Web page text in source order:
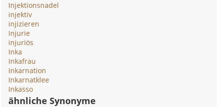
Injektionsnadel
injektiv
injizieren
Injurie
injuriös
Inka
Inkafrau
Inkarnation
Inkarnatklee
Inkasso
ähnliche Synonyme